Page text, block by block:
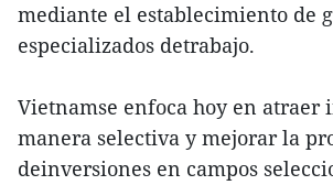
mediante el establecimiento de
especializados detrabajo.
Vietnamse enfoca hoy en atraer
manera selectiva y mejorar la
deinversiones en campos